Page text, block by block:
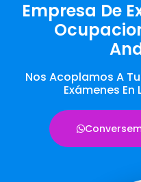
Empresa De
Nos Acoplamos A
Exámenes